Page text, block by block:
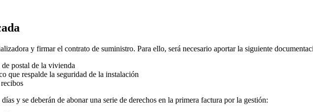
y firmar el contrato de suministro. Para ello, será necesario aportar la siguiente
postal de la vivienda
que respalde la seguridad de la instalación
y se deberán de abonar una serie de derechos en la primera factura por la gestión: